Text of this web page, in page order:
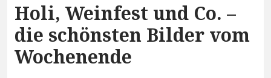
Holi, Weinfest und Co. –
die schönsten Bilder vom
Wochenende